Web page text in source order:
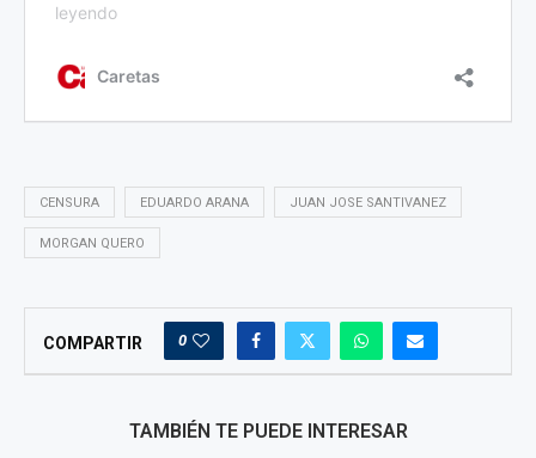
CENSURA EDUARDO ARANA JUAN JOSE SANTIVANEZ
MORGAN QUERO
COMPARTIR 0
TAMBIÉN TE PUEDE INTERESAR